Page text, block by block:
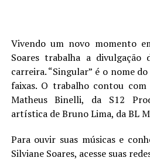
Vivendo um novo momento
Soares trabalha a
carreira. “Singular” é o nome
faixas. O trabalho contou
Matheus Binelli, da S12
artística de Bruno Lima, da BL
Para ouvir suas músicas e
Silviane Soares, acesse suas